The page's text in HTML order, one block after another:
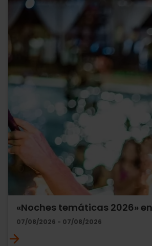
«Noches temáticas 2026»
07/08/2026 - 07/08/2026